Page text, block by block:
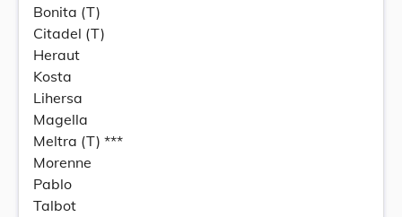
Bonita (T)
Citadel (T)
Heraut
Kosta
Lihersa
Magella
Meltra (T) ***
Morenne
Pablo
Talbot